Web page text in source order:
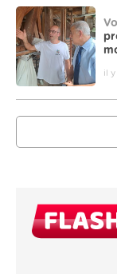
il y